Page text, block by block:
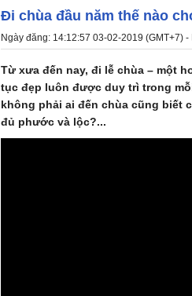
Đi chùa đầu năm thế nào
Ngày đăng: 14:12:57 03-02-2019 (GMT+7)
Từ xưa đến nay, đi lễ chùa – một
tục đẹp luôn được duy trì trong
không phải ai đến chùa cũng biết
đủ phước và lộc?...